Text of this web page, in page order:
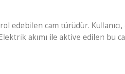
cam türüdür. Kullanıcı,
akımı ile aktive edilen bu